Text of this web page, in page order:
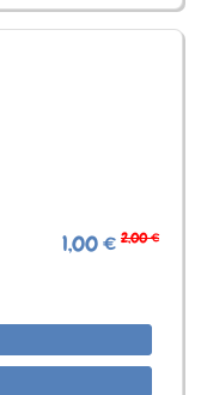
1,00 € 2,00 €